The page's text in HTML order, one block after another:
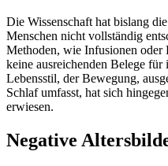
Die Wissenschaft hat bislang
Menschen nicht vollständig
Methoden, wie Infusionen oder
keine ausreichenden Belege
Lebensstil, der Bewegung,
Schlaf umfasst, hat sich
erwiesen.
Negative